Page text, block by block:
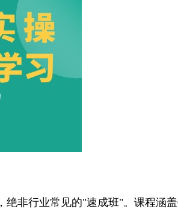
行业常见的"速成班"。课程涵